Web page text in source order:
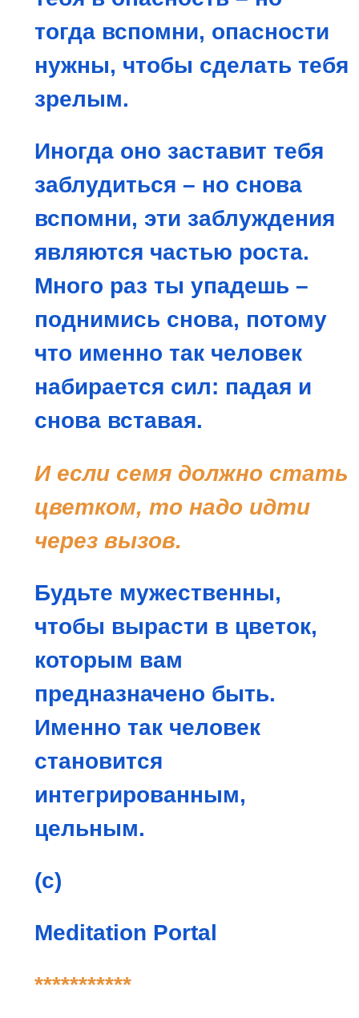
тогда вспомни, опасности
нужны, чтобы сделать тебя
зрелым.
Иногда оно заставит тебя
заблудиться – но снова
вспомни, эти заблуждения
являются частью роста.
Много раз ты упадешь –
поднимись снова, потому
что именно так человек
набирается сил: падая и
снова вставая.
И если семя должно стать
цветком, то надо идти
через вызов.
Будьте мужественны,
чтобы вырасти в цветок,
которым вам
предназначено быть.
Именно так человек
становится
интегрированным,
цельным.
(с)
Meditation Portal
***********